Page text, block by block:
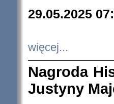
29.05.2025
więcej...
Nagroda
Justyny